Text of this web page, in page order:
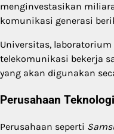
menginvestasikan
komunikasi generasi
Universitas,
telekomunikasi bekerja
yang akan digunakan
Perusahaan
Perusahaan seperti